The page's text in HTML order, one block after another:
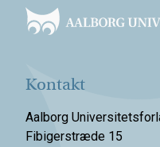
Kontakt
Aalborg
Fibigerstræde 15